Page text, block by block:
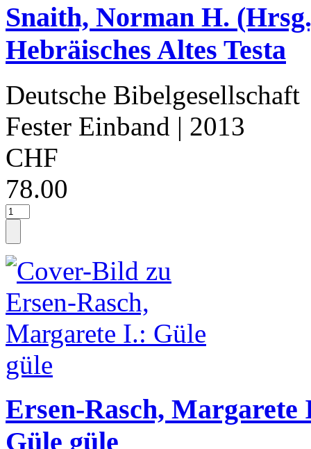
Snaith, Norman H.
Hebräisches Altes Testa
Deutsche Bibelgesellschaft
Fester Einband | 2013
CHF
78.00
Ersen-Rasch, Margarete
Güle güle